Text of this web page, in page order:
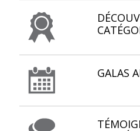
GALAS